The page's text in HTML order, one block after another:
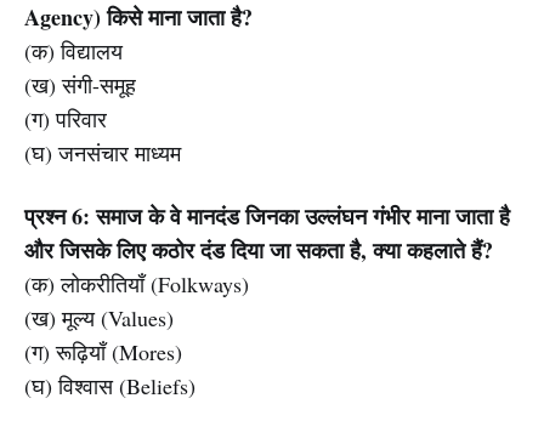
Agency) किसे माना जाता है?
(क) विद्यालय
(ख) संगी-समूह
(ग) परिवार
(घ) जनसंचार माध्यम
प्रश्न 6: समाज के वे मानदंड जिनका उल्लंघन गंभीर माना जाता है
और जिसके लिए कठोर दंड दिया जा सकता है, क्या कहलाते हैं?
(क) लोकरीतियाँ (Folkways)
(ख) मूल्य (Values)
(ग) रूढ़ियाँ (Mores)
(घ) विश्वास (Beliefs)